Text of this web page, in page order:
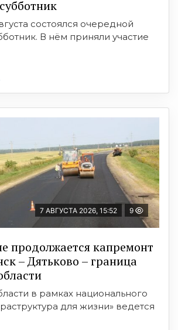
состоялся очередной
В нём приняли участие
7 АВГУСТА 2026, 15:52 9
продолжается капремонт
– Дятьково – граница
в рамках национального
для жизни» ведется